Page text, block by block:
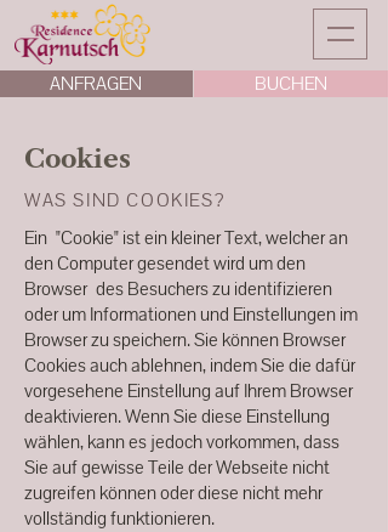
ANFRAGEN BUCHEN
Cookies
WAS SIND COOKIES?
Ein "Cookie" ist ein kleiner Text, welcher an
den Computer gesendet wird um den
Browser des Besuchers zu identifizieren
oder um Informationen und Einstellungen im
Browser zu speichern. Sie können Browser
Cookies auch ablehnen, indem Sie die dafür
vorgesehene Einstellung auf Ihrem Browser
deaktivieren. Wenn Sie diese Einstellung
wählen, kann es jedoch vorkommen, dass
Sie auf gewisse Teile der Webseite nicht
zugreifen können oder diese nicht mehr
vollständig funktionieren.